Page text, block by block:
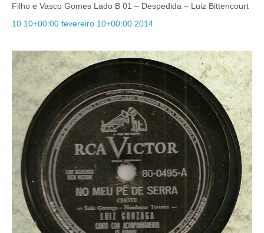
Filho e Vasco Gomes Lado B 01 – Despedida – Luiz Bittencourt
10 10+00:00 fevereiro 10+00:00 2014